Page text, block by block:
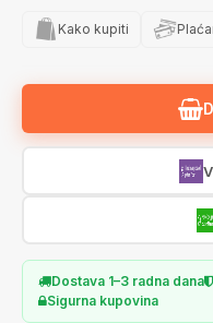
Kako kupiti
Dostava 1–3 radna dana
Sigurna kupovina